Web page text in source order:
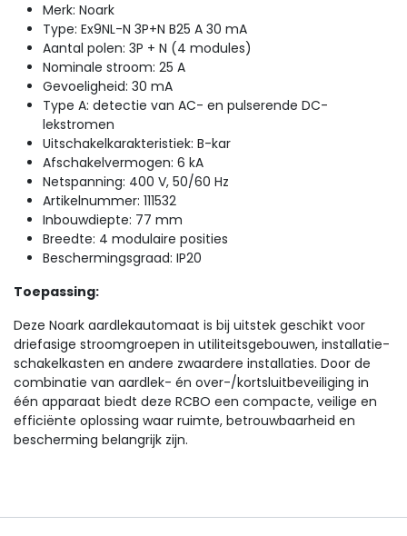
Merk: Noark
Type: Ex9NL-N 3P+N B25 A 30 mA
Aantal polen: 3P + N (4 modules)
Nominale stroom: 25 A
Gevoeligheid: 30 mA
Type A: detectie van AC- en pulserende DC-
lekstromen
Uitschakelkarakteristiek: B-kar
Afschakelvermogen: 6 kA
Netspanning: 400 V, 50/60 Hz
Artikelnummer: 111532
Inbouwdiepte: 77 mm
Breedte: 4 modulaire posities
Beschermingsgraad: IP20
Toepassing:
Deze Noark aardlekautomaat is bij uitstek geschikt voor
driefasige stroomgroepen in utiliteitsgebouwen, installatie-
schakelkasten en andere zwaardere installaties. Door de
combinatie van aardlek- én over-/kortsluitbeveiliging in
één apparaat biedt deze RCBO een compacte, veilige en
efficiënte oplossing waar ruimte, betrouwbaarheid en
bescherming belangrijk zijn.